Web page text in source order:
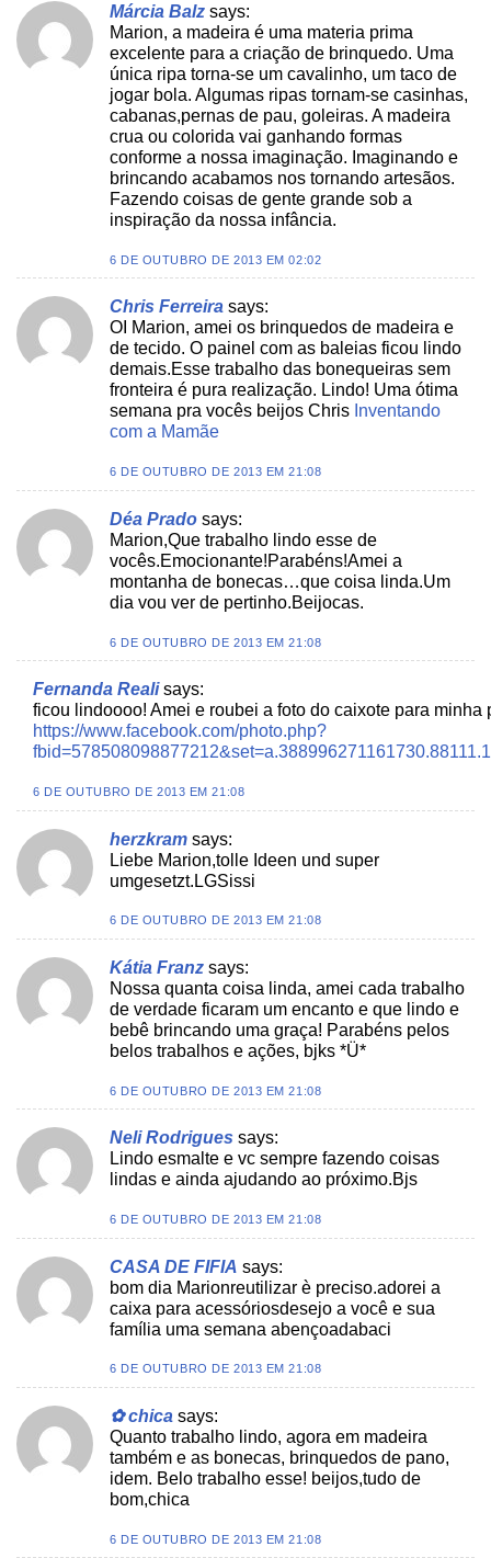
Márcia Balz says:
Marion, a madeira é uma materia prima
excelente para a criação de brinquedo. Uma
única ripa torna-se um cavalinho, um taco de
jogar bola. Algumas ripas tornam-se casinhas,
cabanas,pernas de pau, goleiras. A madeira
crua ou colorida vai ganhando formas
conforme a nossa imaginação. Imaginando e
brincando acabamos nos tornando artesãos.
Fazendo coisas de gente grande sob a
inspiração da nossa infância.
6 DE OUTUBRO DE 2013 EM 02:02
Chris Ferreira says:
OI Marion, amei os brinquedos de madeira e
de tecido. O painel com as baleias ficou lindo
demais.Esse trabalho das bonequeiras sem
fronteira é pura realização. Lindo! Uma ótima
semana pra vocês beijos Chris Inventando
com a Mamãe
6 DE OUTUBRO DE 2013 EM 21:08
Déa Prado says:
Marion,Que trabalho lindo esse de
vocês.Emocionante!Parabéns!Amei a
montanha de bonecas…que coisa linda.Um
dia vou ver de pertinho.Beijocas.
6 DE OUTUBRO DE 2013 EM 21:08
Fernanda Reali says:
ficou lindoooo! Amei e roubei a foto do caixote para minha
https://www.facebook.com/photo.php?
6 DE OUTUBRO DE 2013 EM 21:08
herzkram says:
Liebe Marion,tolle Ideen und super
umgesetzt.LGSissi
6 DE OUTUBRO DE 2013 EM 21:08
Kátia Franz says:
Nossa quanta coisa linda, amei cada trabalho
de verdade ficaram um encanto e que lindo e
bebê brincando uma graça! Parabéns pelos
belos trabalhos e ações, bjks *Ü*
6 DE OUTUBRO DE 2013 EM 21:08
Neli Rodrigues says:
Lindo esmalte e vc sempre fazendo coisas
lindas e ainda ajudando ao próximo.Bjs
6 DE OUTUBRO DE 2013 EM 21:08
CASA DE FIFIA says:
bom dia Marionreutilizar è preciso.adorei a
caixa para acessóriosdesejo a você e sua
família uma semana abençoadabaci
6 DE OUTUBRO DE 2013 EM 21:08
✿ chica says:
Quanto trabalho lindo, agora em madeira
também e as bonecas, brinquedos de pano,
idem. Belo trabalho esse! beijos,tudo de
bom,chica
6 DE OUTUBRO DE 2013 EM 21:08